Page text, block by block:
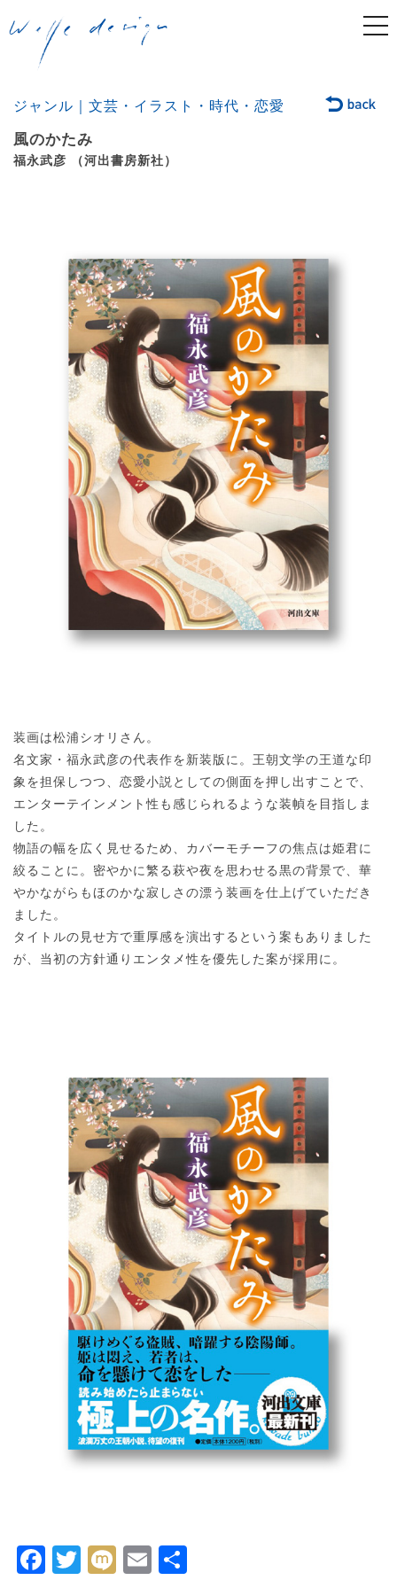
ジャンル｜文芸・イラスト・時代・恋愛
風のかたみ
福永武彦 （河出書房新社）
装画は松浦シオリさん。
名文家・福永武彦の代表作を新装版に。王朝文学の王道な印
象を担保しつつ、恋愛小説としての側面を押し出すことで、
エンターテインメント性も感じられるような装幀を目指しま
した。
物語の幅を広く見せるため、カバーモチーフの焦点は姫君に
絞ることに。密やかに繁る萩や夜を思わせる黒の背景で、華
やかながらもほのかな寂しさの漂う装画を仕上げていただき
ました。
タイトルの見せ方で重厚感を演出するという案もありました
が、当初の方針通りエンタメ性を優先した案が採用に。
Facebook
Twitter
MixiEmail